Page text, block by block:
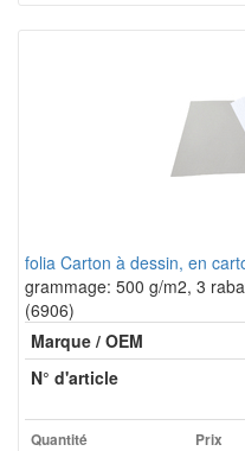
folia Carton à dessin, en
grammage: 500 g/m2, 3
(6906)
Marque / OEM
N° d'article
Quantité
Prix